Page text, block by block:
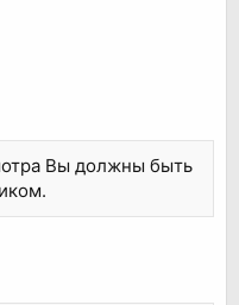
Вы должны быть